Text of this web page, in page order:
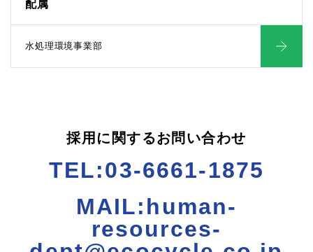
配属
水処理環境事業部
採用に関するお問い合わせ
TEL:03-6661-1875
MAIL:human-
resources-